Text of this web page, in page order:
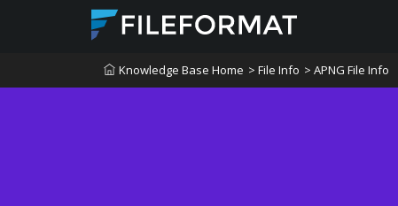
Knowledge Base Home > File Info > APNG File Info